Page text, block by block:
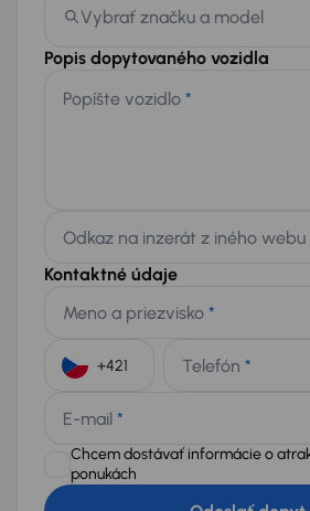
Vybrať značku a model
Popis dopytovaného vozidla
Popíšte vozidlo *
Odkaz na inzerát z iného webu
Kontaktné údaje
Meno a priezvisko *
Telefón *
E-mail *
Chcem dostávať informácie o
ponukách